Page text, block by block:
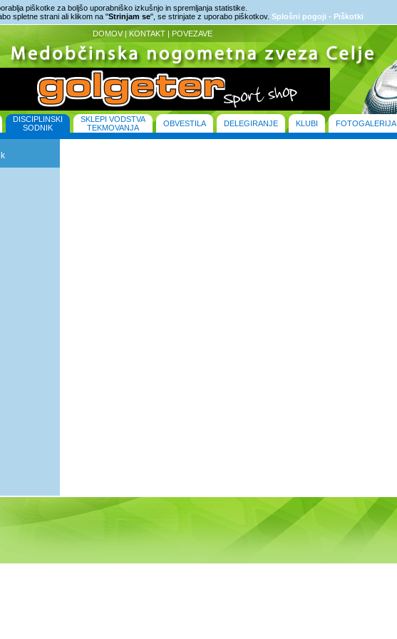
piškotke za boljšo uporabniško izkušnjo in spremljanja statistike.
spletne strani ali klikom na "Strinjam se", se strinjate z uporabo piškotkov. Splošni pogoji - Piškotki
DOMOV | KONTAKT | POVEZAVE
DISCIPLINSKI
SODNIK
SKLEPI VODSTVA
TEKMOVANJA
OBVESTILA DELEGIRANJE KLUBI FOTOGALERIJA